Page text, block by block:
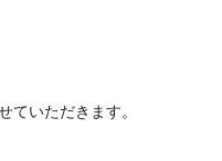
ていただきます。